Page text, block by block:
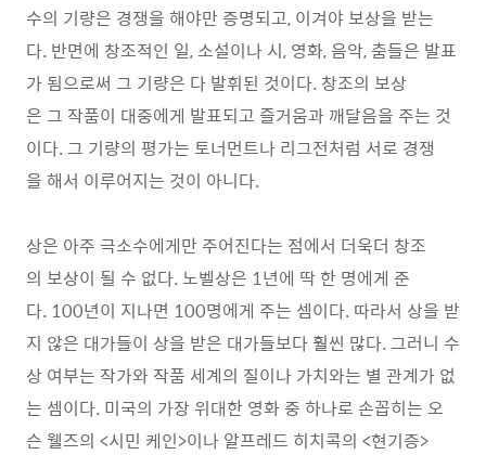
수의 기량은 경쟁을 해야만 증명되고, 이겨야 보상을 받는
다. 반면에 창조적인 일, 소설이나 시, 영화, 음악, 춤들은 발표
가 됨으로써 그 기량은 다 발휘된 것이다. 창조의 보상
은 그 작품이 대중에게 발표되고 즐거움과 깨달음을 주는 것
이다. 그 기량의 평가는 토너먼트나 리그전처럼 서로 경쟁
을 해서 이루어지는 것이 아니다.
상은 아주 극소수에게만 주어진다는 점에서 더욱더 창조
의 보상이 될 수 없다. 노벨상은 1년에 딱 한 명에게 준
다. 100년이 지나면 100명에게 주는 셈이다. 따라서 상을 받
지 않은 대가들이 상을 받은 대가들보다 훨씬 많다. 그러니 수
상 여부는 작가와 작품 세계의 질이나 가치와는 별 관계가 없
는 셈이다. 미국의 가장 위대한 영화 중 하나로 손꼽히는 오
슨 웰즈의 <시민 케인>이나 알프레드 히치콕의 <현기증>